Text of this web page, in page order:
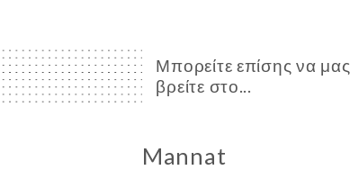
Μπορείτε επίσης να μας
βρείτε στο...
Mannat